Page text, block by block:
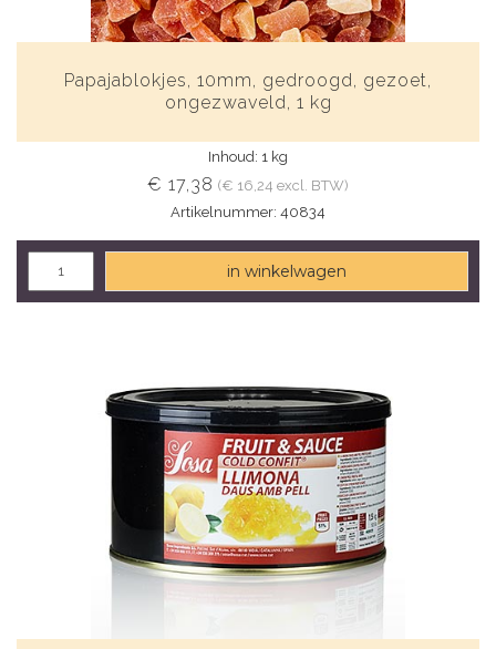
Papajablokjes, 10mm, gedroogd, gezoet,
ongezwaveld, 1 kg
Inhoud: 1 kg
€ 17,38 (€ 16,24 excl. BTW)
Artikelnummer: 40834
in winkelwagen